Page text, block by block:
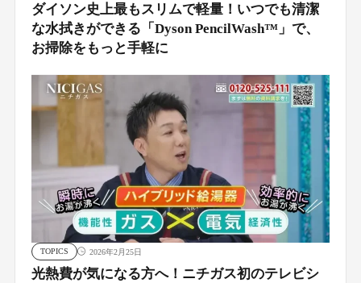
ダイソン史上最もスリムで軽量！いつでも清潔
な水拭きができる「Dyson PencilWash™」で、
お掃除をもっと手軽に
TOPICS 2026年2月25日
光熱費が気になる方へ！ニチガス初のテレビシ